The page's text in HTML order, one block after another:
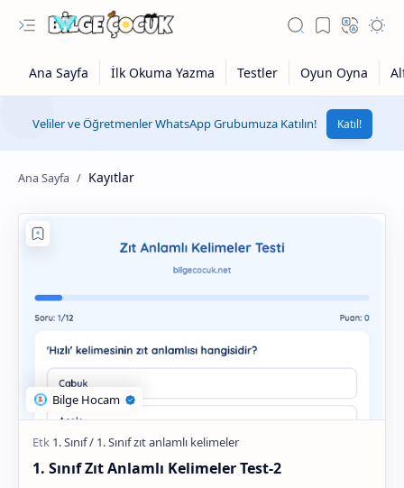
1. Sınıf Grubu
3. Sınıf Grubu
Veliler ve Öğretmenler WhatsApp Grubumuza Katılın! Katıl!
Kayıtlar
1. Sınıf Zıt Anlamlı Kelimeler Test-2